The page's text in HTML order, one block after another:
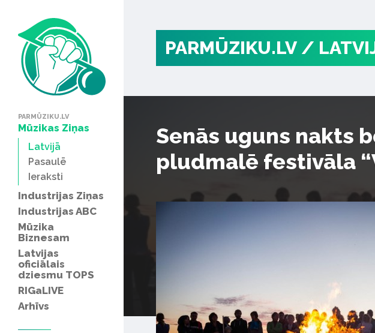
PARMŪZIKU.LV
Mūzikas Ziņas
Latvijā
Pasaulē
Ieraksti
Industrijas Ziņas
Industrijas ABC
Mūzika
Biznesam
Latvijas
oficiālais
dziesmu TOPS
RIGaLIVE
Arhīvs
PARMŪZIKU.LV /
Senās uguns nakts
pludmalē festivāla